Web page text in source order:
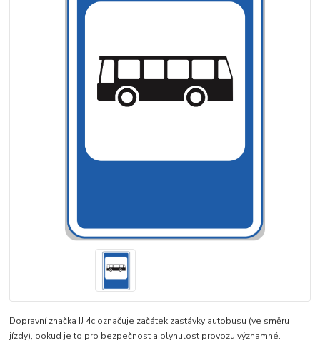
Dopravní značka IJ 4c označuje začátek zastávky autobusu (ve směru
jízdy), pokud je to pro bezpečnost a plynulost provozu významné.